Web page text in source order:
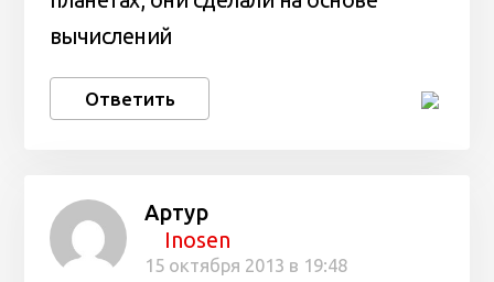
вычислений
Ответить
Артур
Inosen
15 октября 2013 в 19:48